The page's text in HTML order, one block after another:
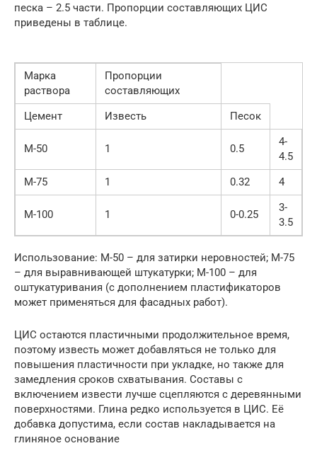
песка – 2.5 части. Пропорции составляющих ЦИС
приведены в таблице.
Марка
раствора
Пропорции
составляющих
Цемент
Известь Песок
М-50 1 0.5
4-
4.5
М-75
1 0.32 4
М-100 1 0-0.25
3-
3.5
Использование: М-50 – для затирки неровностей; М-75
– для выравнивающей штукатурки; М-100 – для
оштукатуривания (с дополнением пластификаторов
может применяться для фасадных работ).
ЦИС остаются пластичными продолжительное время,
поэтому известь может добавляться не только для
повышения пластичности при укладке, но также для
замедления сроков схватывания. Составы с
включением извести лучше сцепляются с деревянными
поверхностями. Глина редко используется в ЦИС. Её
добавка допустима, если состав накладывается на
глиняное основание